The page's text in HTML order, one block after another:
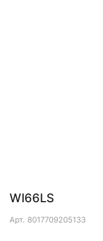
WI66LS
Арт. 8017709205133